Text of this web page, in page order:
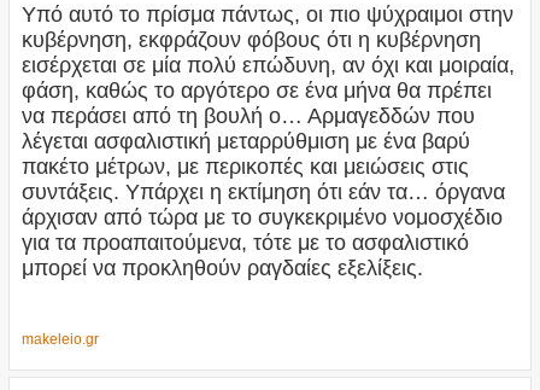
Υπό αυτό το πρίσμα πάντως, οι πιο ψύχραιμοι στην
κυβέρνηση, εκφράζουν φόβους ότι η κυβέρνηση
εισέρχεται σε μία πολύ επώδυνη, αν όχι και μοιραία,
φάση, καθώς το αργότερο σε ένα μήνα θα πρέπει
να περάσει από τη βουλή ο… Αρμαγεδδών που
λέγεται ασφαλιστική μεταρρύθμιση με ένα βαρύ
πακέτο μέτρων, με περικοπές και μειώσεις στις
συντάξεις. Υπάρχει η εκτίμηση ότι εάν τα… όργανα
άρχισαν από τώρα με το συγκεκριμένο νομοσχέδιο
για τα προαπαιτούμενα, τότε με το ασφαλιστικό
μπορεί να προκληθούν ραγδαίες εξελίξεις.
makeleio.gr